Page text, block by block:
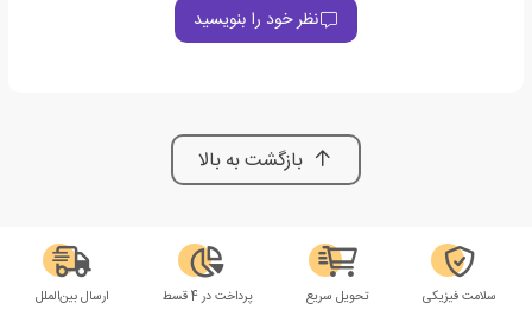
نظر خود را بنویسید
بازگشت به بالا
سلامت فیزیکی تحویل سریع پرداخت در 4 قسط ارسال بین‌الملل